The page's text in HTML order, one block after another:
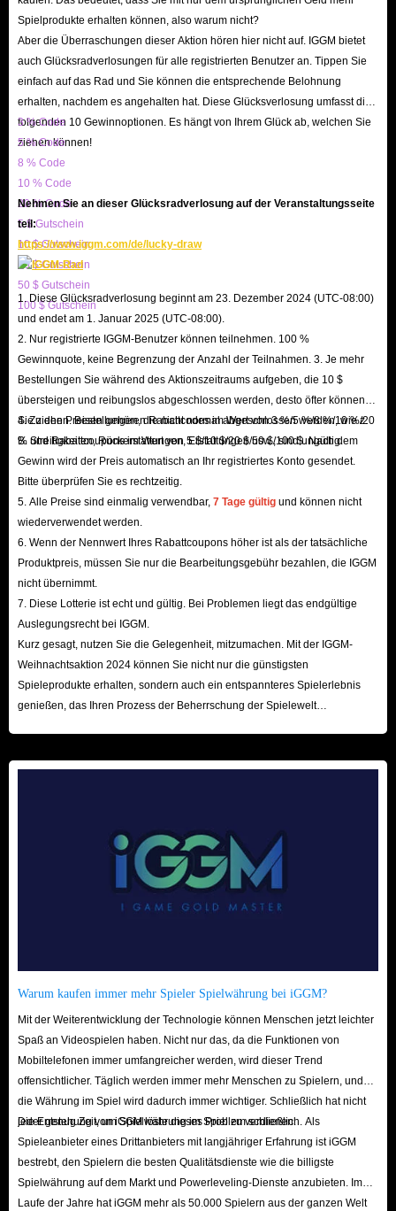
cheapest Love and Deepspace Crystals top-ups for sale. Furthermore, to
ensure every player can enjoy the game at the lowest possible cost, we
frequently launch promotional events during holidays, distributing
discount codes to all customers and saving you even more money. Even
ongoing IGGM.com Affiliate Program allow you to get the best top-up
experience for the least amount of money.
Transaction Security
transactions. Not only does our authoritative SSL encryption
mechanism safeguard your shopping experience, but our comprehensive
user protection mechanism and multiple secure payment methods ensure
that you will not be bothered by spam or hacker intrusions when buying
Love and Deepspace in-game recharge.
Genuine Reviews: As we all know, customer reviews are more
convincing than seller claims. Therefore, checking website reviews is
crucial for understanding the website better. You can check out
IGGM's service. With over 150k user reviews (95% of which are five-
star), we believe we can provide you with consistently high-quality
service.
Fast Delivery: Thanks to ample stock, we always guarantee that your
shipped as quickly as possible. We understand that every second is
crucial for players in the game, so we will ship your order in the fastest
possible time after payment. You can basically just relax and grab a
coffee while your crystals arrive in your account.
Refund Guarantee : Even in the worst-case scenario, if there are
delivery delays due to uncontrollable reasons, you can request a refund
at any time before we complete the top-up. Your funds will be returned
to your account quickly. You have nothing to worry about!
Buying Love and Deepspace top-up services from IGGM offers numerous
advantages. Players can level up their characters faster without tedious in-
game tasks, significantly enhancing their gaming experience by acquiring
With sufficient Love and Deepspace in-game Crystals, players can use them
for gacha pulls, shop refreshes, energy replenishment, and event
participation, accelerating character progression. Furthermore, top-up
services help players obtain exclusive equipment and skins, participate in
events, and overcome challenges more easily, thus improving the gaming
Considering all these reasons, IGGM.com is undoubtedly the best place to
buy Love and Deepspace top-up services! We'll show you with our actions
that you won't regret your choice. We look forward to your visit!
Spielprodukte erhalten können, also warum nicht?
Aber die Überraschungen dieser Aktion hören hier nicht auf. IGGM bietet
auch Glücksradverlosungen für alle registrierten Benutzer an. Tippen Sie
einfach auf das Rad und Sie können die entsprechende Belohnung
erhalten, nachdem es angehalten hat. Diese Glücksverlosung umfasst die
folgenden 10 Gewinnoptionen. Es hängt von Ihrem Glück ab, welchen Sie
ziehen können!
3 % Code
5 % Code
8 % Code
10 % Code
20 % Code
5 $ Gutschein
10 $ Gutschein
20 $ Gutschein
50 $ Gutschein
100 $ Gutschein
Nehmen Sie an dieser Glücksradverlosung auf der Veranstaltungsseite
teil:
https://www.iggm.com/de/lucky-draw
1. Diese Glücksradverlosung beginnt am 23. Dezember 2024 (UTC-08:00)
und endet am 1. Januar 2025 (UTC-08:00).
2. Nur registrierte IGGM-Benutzer können teilnehmen. 100 %
Gewinnquote, keine Begrenzung der Anzahl der Teilnahmen. 3. Je mehr
Bestellungen Sie während des Aktionszeitraums aufgeben, die 10 $
übersteigen und reibungslos abgeschlossen werden, desto öfter können
Sie ziehen. Bestellungen, die nicht normal abgeschlossen werden, wie z.
B. Streitigkeiten, Rückerstattungen, Erstattungen usw., sind ungültig.
4. Zu den Preisen gehören Rabattcodes im Wert von 3 %/5 %/8 %/10 %/20
% und Rabattcoupons im Wert von 5 $/10 $/20 $/50 $/100 $. Nach dem
Gewinn wird der Preis automatisch an Ihr registriertes Konto gesendet.
Bitte überprüfen Sie es rechtzeitig.
5. Alle Preise sind einmalig verwendbar, 7 Tage gültig und können nicht
wiederverwendet werden.
6. Wenn der Nennwert Ihres Rabattcoupons höher ist als der tatsächliche
Produktpreis, müssen Sie nur die Bearbeitungsgebühr bezahlen, die IGGM
nicht übernimmt.
7. Diese Lotterie ist echt und gültig. Bei Problemen liegt das endgültige
Auslegungsrecht bei IGGM.
Kurz gesagt, nutzen Sie die Gelegenheit, mitzumachen. Mit der IGGM-
Weihnachtsaktion 2024 können Sie nicht nur die günstigsten
Spieleprodukte erhalten, sondern auch ein entspannteres Spielerlebnis
genießen, das Ihren Prozess der Beherrschung der Spielewelt
Warum kaufen immer mehr Spieler Spielwährung bei iGGM?
Mit der Weiterentwicklung der Technologie können Menschen jetzt leichter
Spaß an Videospielen haben. Nicht nur das, da die Funktionen von
Mobiltelefonen immer umfangreicher werden, wird dieser Trend
offensichtlicher. Täglich werden immer mehr Menschen zu Spielern, und
die Währung im Spiel wird dadurch immer wichtiger. Schließlich hat nicht
jeder genug Zeit, um Spielwährung im Spiel zu verdienen.
Die Entstehung von iGGM löste dieses Problem schließlich. Als
Spieleanbieter eines Drittanbieters mit langjähriger Erfahrung ist iGGM
bestrebt, den Spielern die besten Qualitätsdienste wie die billigste
Spielwährung auf dem Markt und Powerleveling-Dienste anzubieten. Im
Laufe der Jahre hat iGGM mehr als 50.000 Spielern aus der ganzen Welt